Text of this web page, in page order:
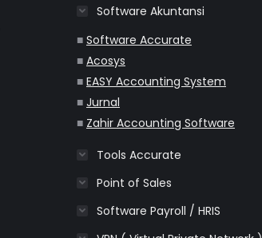
Software Akuntansi
■ Software Accurate
■ Acosys
■ EASY Accounting System
■ Jurnal
■ Zahir Accounting Software
Tools Accurate
Point of Sales
Software Payroll / HRIS